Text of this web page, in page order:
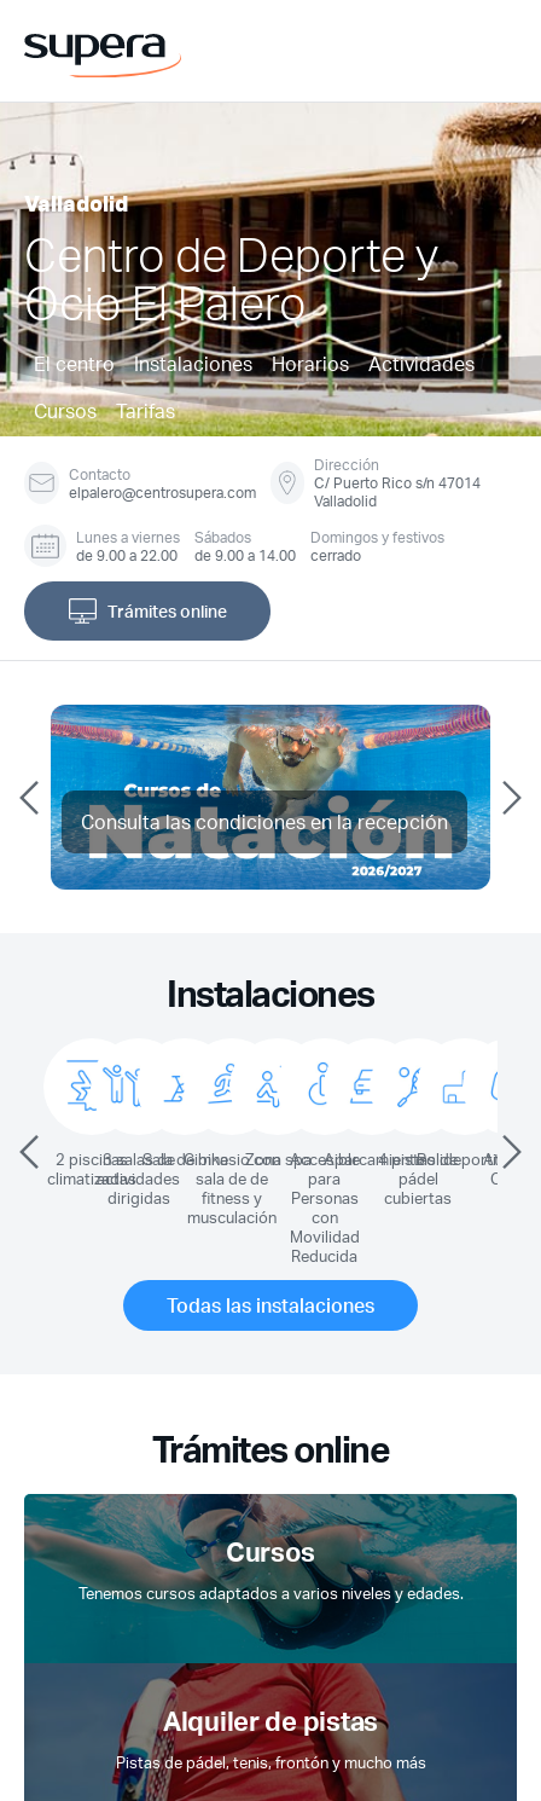
Valladolid
Centro de Deporte y
Ocio El Palero
El centro Instalaciones Horarios
Actividades
Cursos
Tarifas
Contacto
elpalero@centrosupera.com
Dirección
C/ Puerto Rico s/n 47014
Valladolid
Lunes a viernes
de 9.00 a 22.00
Sábados
de 9.00 a 14.00
Domingos y festivos
cerrado
Trámites online
Consulta las condiciones en la recepción
Instalaciones
2 piscinas
climatizadas
3 salas de
actividades
dirigidas
Sala de bikeGimnasio con
sala de de
fitness y
musculación
Zona spaAccesible
para
Personas
con
Movilidad
Reducida
Aparcamiento
4 pistas de
pádel
cubiertas
Polideportivo
Athletic
Court
Todas las instalaciones
Trámites online
Cursos
Tenemos cursos adaptados a varios niveles y edades.
Alquiler de pistas
Pistas de pádel, tenis, frontón y mucho más